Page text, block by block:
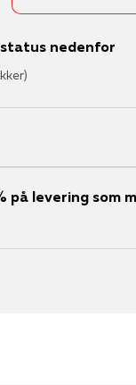
nedenfor
levering som